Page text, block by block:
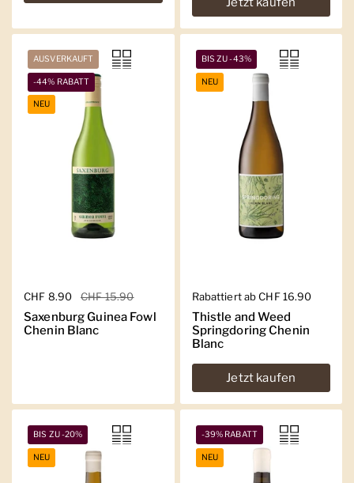
Regulärer Preis
CHF 8.90 Sale-Preis
CHF 15.90
Saxenburg Guinea Fowl
Chenin Blanc
AUSVERKAUFT
-44% RABATT
NEU
Regulärer Preis
Rabattiert ab CHF 16.90
Thistle and Weed
Springdoring Chenin
Blanc
Jetzt kaufen
BIS ZU -43%
NEU
BIS ZU -20%
NEU
-39% RABATT
NEU